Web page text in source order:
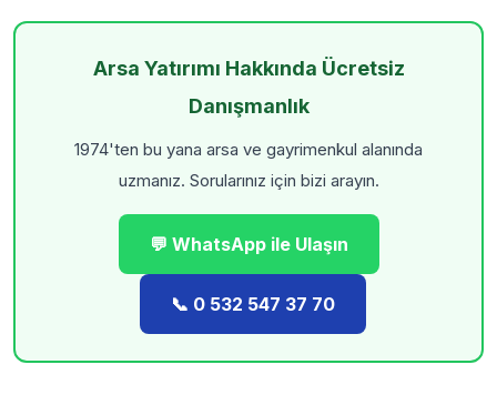
Arsa Yatırımı Hakkında Ücretsiz
Danışmanlık
1974'ten bu yana arsa ve gayrimenkul alanında
uzmanız. Sorularınız için bizi arayın.
💬 WhatsApp ile Ulaşın
📞 0 532 547 37 70